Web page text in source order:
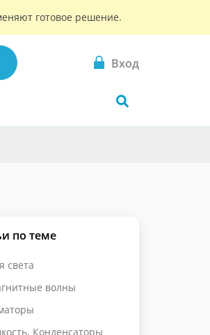
готовое решение.
Вход
по теме
света
волны
Конденсаторы